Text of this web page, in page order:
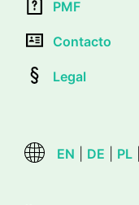
PMF
Contacto
Legal
EN DE PL